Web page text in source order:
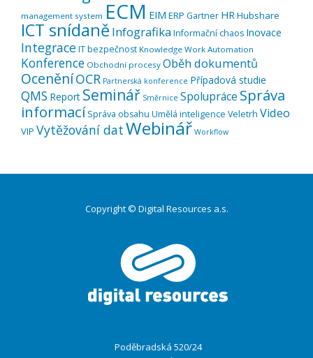
management system ECM EIM ERP Gartner HRHubshare
ICT snídaně InfografikaInformační chaos Inovace
IntegraceIT bezpečnost Knowledge Work Automation
Konference Obchodní procesy Oběh dokumentů
OceněníOCR Partnerská konference Případová studie
QMS Report Seminář Směrnice Spolupráce Správa
informací Správa obsahu Umělá inteligence Veletrh Video
VIP Vytěžování datWebinář Workflow
Copyright © Digital Resources a.s.
Poděbradská 520/24